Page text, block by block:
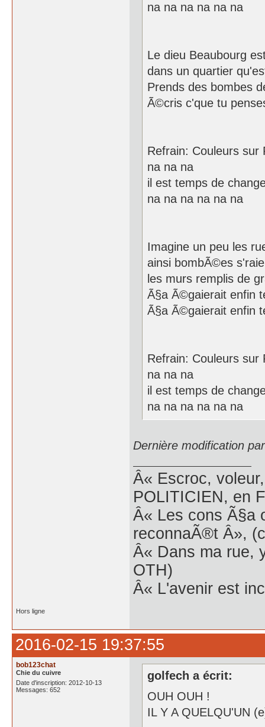
na na na na na na
Le dieu Beaubourg
dans un quartier
Prends des bombes
Ã©cris c'que tu
Refrain: Couleurs sur
na na na
il est temps de
na na na na na na
Imagine un peu les
ainsi bombÃ©es
les murs remplis de
Ã§a Ã©gaierait enfin
Ã§a Ã©gaierait enfin
Refrain: Couleurs sur
na na na
il est temps de
na na na na na na
Dernière modification
Â« Escroc,
POLITICIEN, en
Â« Les cons Ã§a
reconnaÃ®t Â»,
Â« Dans ma rue,
OTH)
Â« L'avenir est
Hors ligne
2016-02-15 19:37:55
bob123chat
Chie du cuivre
Date d'inscription: 2012-10-13
Messages: 652
golfech a écrit:
OUH OUH !
IL Y A QUELQU'UN